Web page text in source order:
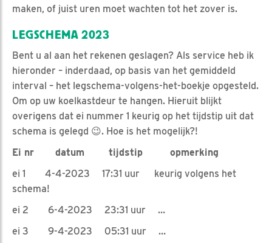
maken, of juist uren moet wachten tot het zover is.
LEGSCHEMA 2023
Bent u al aan het rekenen geslagen? Als service heb ik
hieronder – inderdaad, op basis van het gemiddeld
interval – het legschema-volgens-het-boekje opgesteld.
Om op uw koelkastdeur te hangen. Hieruit blijkt
overigens dat ei nummer 1 keurig op het tijdstip uit dat
schema is gelegd 😉. Hoe is het mogelijk?!
Ei nr datum tijdstip opmerking
ei 1 4-4-2023 17:31 uur keurig volgens het
schema!
ei 2 6-4-2023 23:31 uur …
ei 3 9-4-2023 05:31 uur …